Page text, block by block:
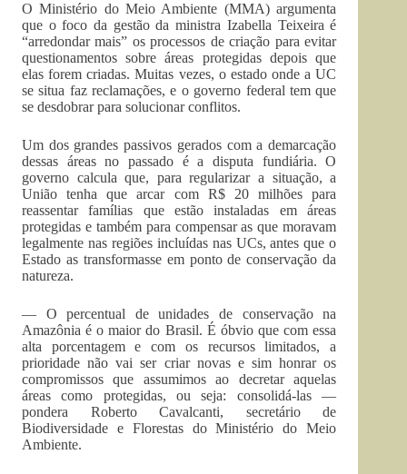
O Ministério do Meio Ambiente (MMA) argumenta
que o foco da gestão da ministra Izabella Teixeira é
“arredondar mais” os processos de criação para evitar
questionamentos sobre áreas protegidas depois que
elas forem criadas. Muitas vezes, o estado onde a UC
se situa faz reclamações, e o governo federal tem que
se desdobrar para solucionar conflitos.
Um dos grandes passivos gerados com a demarcação
dessas áreas no passado é a disputa fundiária. O
governo calcula que, para regularizar a situação, a
União tenha que arcar com R$ 20 milhões para
reassentar famílias que estão instaladas em áreas
protegidas e também para compensar as que moravam
legalmente nas regiões incluídas nas UCs, antes que o
Estado as transformasse em ponto de conservação da
natureza.
— O percentual de unidades de conservação na
Amazônia é o maior do Brasil. É óbvio que com essa
alta porcentagem e com os recursos limitados, a
prioridade não vai ser criar novas e sim honrar os
compromissos que assumimos ao decretar aquelas
áreas como protegidas, ou seja: consolidá-las —
pondera Roberto Cavalcanti, secretário de
Biodiversidade e Florestas do Ministério do Meio
Ambiente.